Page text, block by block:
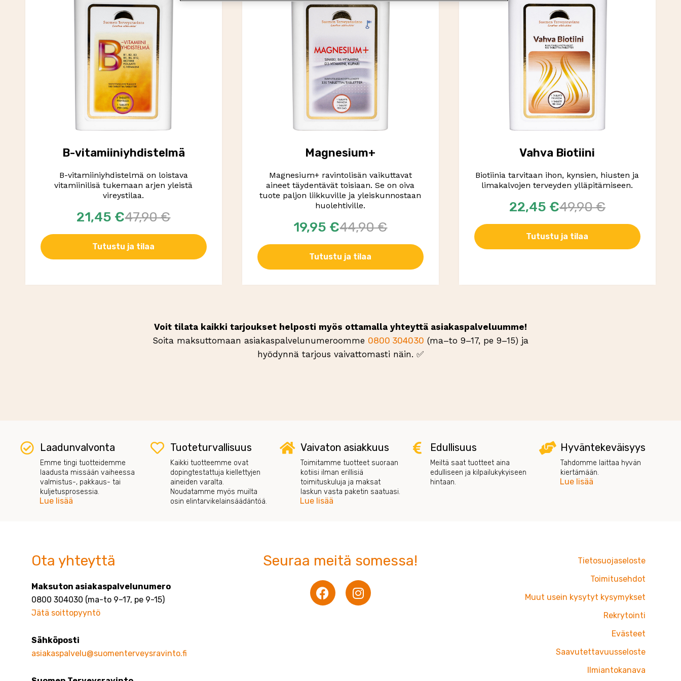
B-vitamiiniyhdistelmä
B-vitamiiniyhdistelmä on loistava
vitamiinilisä tukemaan arjen yleistä
vireystilaa.
21,45 €47,90 €
Tutustu ja tilaa
Magnesium+
Magnesium+ ravintolisän vaikuttavat
aineet täydentävät toisiaan. Se on oiva
tuote paljon liikkuville ja yleiskunnostaan
huolehtiville.
19,95 €44,90 €
Tutustu ja tilaa
Vahva Biotiini
Biotiinia tarvitaan ihon, kynsien, hiusten ja
limakalvojen terveyden ylläpitämiseen.
22,45 €49,90 €
Tutustu ja tilaa
Voit tilata kaikki tarjoukset helposti myös ottamalla yhteyttä asiakaspalveluumme!
Soita maksuttomaan asiakaspalvelu­numeroomme 0800 304030 (ma–to 9–17, pe 9–15) ja
hyödynnä tarjous vaivattomasti näin. ✅
Laadunvalvonta
Emme tingi tuotteidemme
laadusta missään vaiheessa
valmistus-, pakkaus- tai
kuljetusprosessia.
Lue lisää
Tuoteturvallisuus
Kaikki tuotteemme ovat
dopingtestattuja kiellettyjen
aineiden varalta.
Noudatamme myös muilta
osin elintarvikelainsäädäntöä.
Vaivaton asiakkuus
Toimitamme tuotteet suoraan
kotiisi ilman erillisiä
toimituskuluja ja maksat
laskun vasta paketin saatuasi.
Lue lisää
Edullisuus
Meiltä saat tuotteet aina
edulliseen ja kilpailukykyiseen
hintaan.
Hyväntekeväisyys
Tahdomme laittaa hyvän
kiertämään.
Lue lisää
Ota yhteyttä
Maksuton asiakaspalvelunumero
0800 304030 (ma-to 9–17, pe 9-15)
Jätä soittopyyntö
Sähköposti
asiakaspalvelu@suomenterveysravinto.fi
Seuraa meitä somessa!
F
a
I
n
Tietosuojaseloste
Toimitusehdot
Muut usein kysytyt kysymykset
Rekrytointi
Evästeet
Saavutettavuusseloste
Ilmiantokanava